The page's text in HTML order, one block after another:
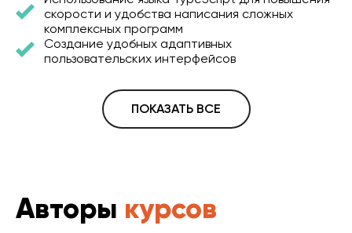
скорости и удобства написания сложных
комплексных программ
Создание удобных адаптивных
пользовательских интерфейсов
ПОКАЗАТЬ ВСЕ
Авторы курсов